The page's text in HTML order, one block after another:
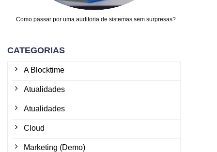
Como passar por uma auditoria de sistemas sem surpresas?
CATEGORIAS
A Blocktime
Atualidades
Atualidades
Cloud
Marketing (Demo)